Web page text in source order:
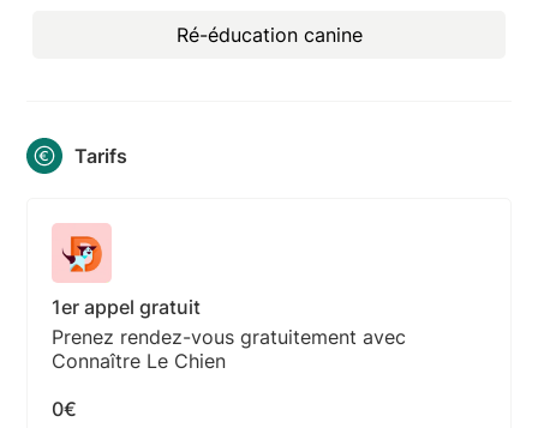
Ré-éducation canine
Tarifs
1er appel gratuit
Prenez rendez-vous gratuitement avec
Connaître Le Chien
0€